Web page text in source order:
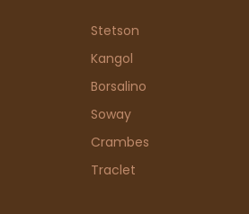
Stetson
Kangol
Borsalino
Soway
Crambes
Traclet